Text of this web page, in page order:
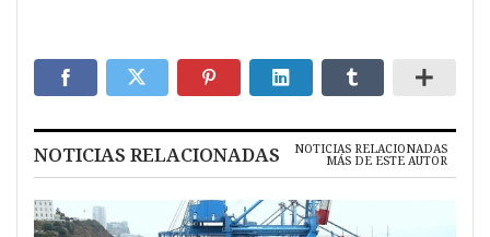
NOTICIAS RELACIONADAS NOTICIAS RELACIONADAS
MÁS DE ESTE AUTOR